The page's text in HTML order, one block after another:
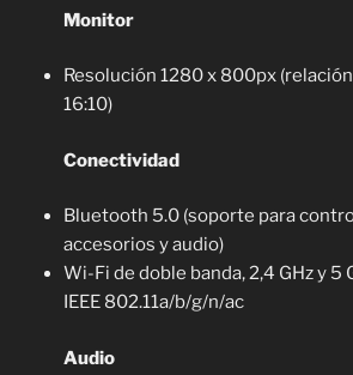
Monitor
Resolución 1280 x 800px
16:10)
Conectividad
Bluetooth 5.0 (soporte para
accesorios y audio)
Wi-Fi de doble banda, 2,4 GHz y 5
IEEE 802.11a/b/g/n/ac
Audio